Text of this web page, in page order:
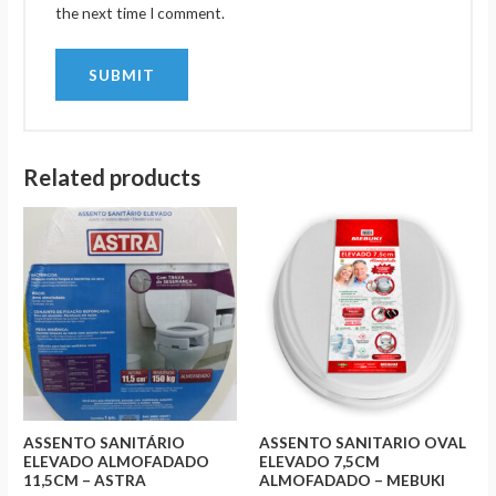
the next time I comment.
Related products
ASSENTO SANITÁRIO
ELEVADO ALMOFADADO
11,5CM – ASTRA
ASSENTO SANITARIO OVAL
ELEVADO 7,5CM
ALMOFADADO – MEBUKI